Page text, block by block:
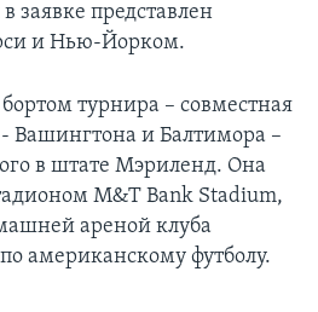
заявке представлен
и Нью-Йорком.
турнира – совместная
Вашингтона и Балтимора –
в штате Мэриленд. Она
M&T Bank Stadium,
ареной клуба
американскому футболу.